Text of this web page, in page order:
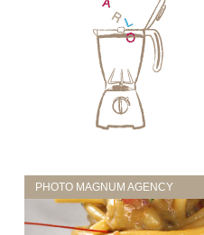
PHOTO MAGNUM AGENCY